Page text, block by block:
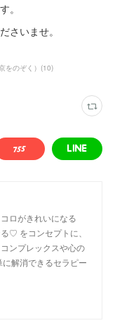
。
さいませ。
をのぞく） (10)
がきれいになる
をコンセプトに、
ンプレックスや心の
解消できるセラピー